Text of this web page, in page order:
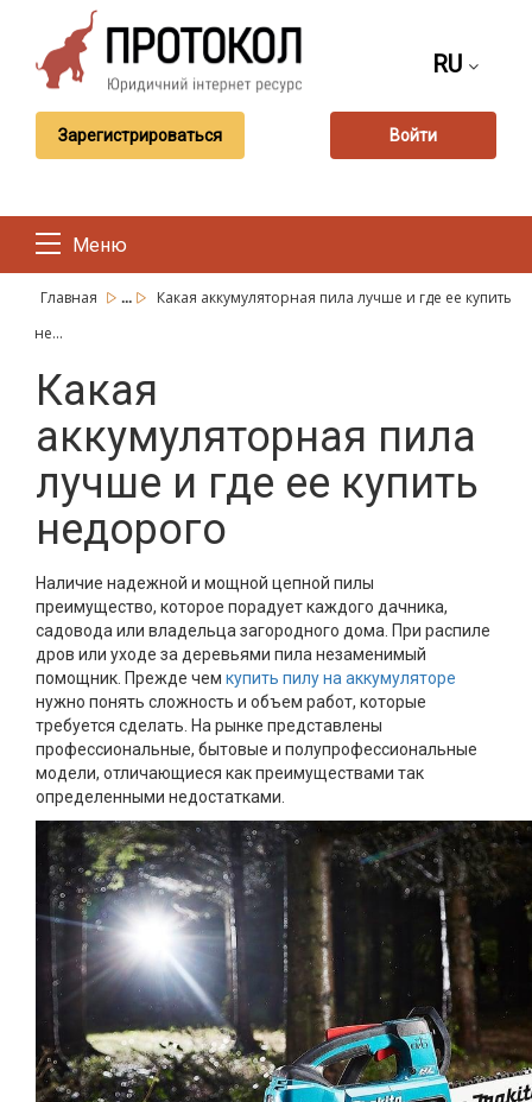
RU
Зарегистрироваться Войти
Меню
Главная ...
Какая аккумуляторная пила лучше и где ее купить
не...
Какая
аккумуляторная пила
лучше и где ее купить
недорого
Наличие надежной и мощной цепной пилы
преимущество, которое порадует каждого дачника,
садовода или владельца загородного дома. При распиле
дров или уходе за деревьями пила незаменимый
помощник. Прежде чем купить пилу на аккумуляторе
нужно понять сложность и объем работ, которые
требуется сделать. На рынке представлены
профессиональные, бытовые и полупрофессиональные
модели, отличающиеся как преимуществами так
определенными недостатками.